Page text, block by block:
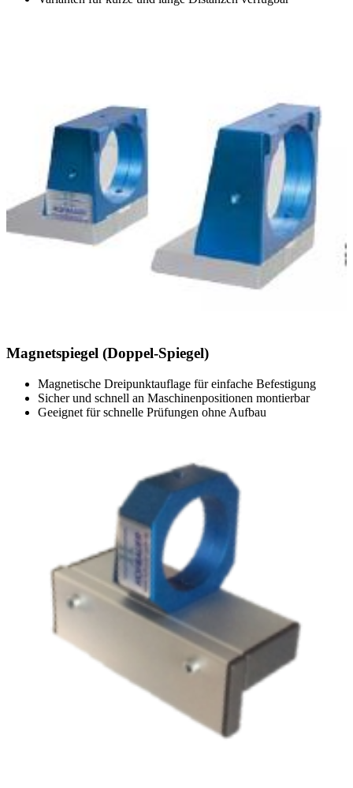
Magnetspiegel (Doppel-Spiegel)
Magnetische Dreipunktauflage für einfache Befestigung
Sicher und schnell an Maschinenpositionen montierbar
Geeignet für schnelle Prüfungen ohne Aufbau